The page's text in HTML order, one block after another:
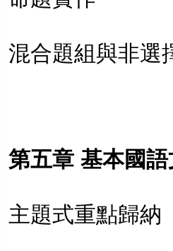
混合題組與非選
第五章 基本國
主題式重點歸納